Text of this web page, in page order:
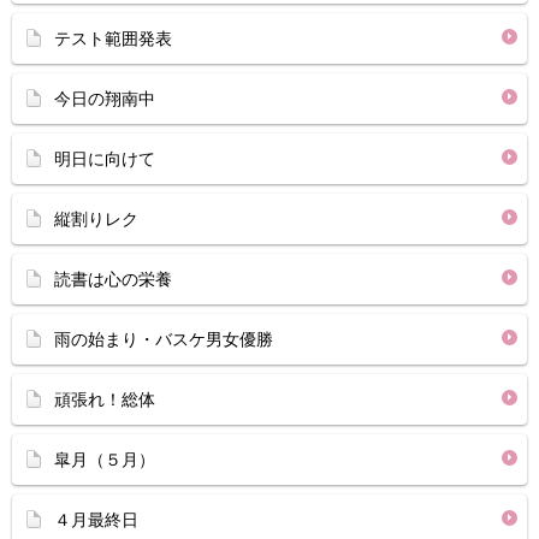
テスト範囲発表
今日の翔南中
明日に向けて
縦割りレク
読書は心の栄養
雨の始まり・バスケ男女優勝
頑張れ！総体
皐月（５月）
４月最終日